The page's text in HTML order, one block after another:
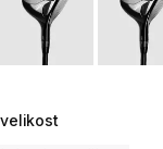
velikost